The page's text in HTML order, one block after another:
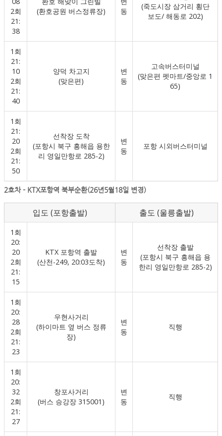
2회
21:
38
(환호공원 버스정류장)
동
(죽도시장 삼거리 횡단
보도/ 해동로 202)
1회
21:
10
2회
21:
40
양덕 차고지
(맞은편)
변
동
고속버스터미널
(맞은편 펫마트/중앙로 1
65)
1회
21:
20
2회
21:
50
선착장 도착
(포항시 북구 흥해읍 용한
리 영일만항로 285-2)
변
동
포항 시외버스터미널
2호차 - KTX포항역 북부순환(26년5월18일 변경)
입도 (포항출발) 출도 (울릉출발)
1회
20:
20
2회
21:
15
KTX 포항역 출발
(산천-249, 20:03도착)
변
동
선착장 출발
(포항시 북구 흥해읍 용
한리 영일만항로 285-2)
1회
20:
28
2회
21:
23
우현사거리
(하이마트 옆 버스 정류
장)
변
동
직행
1회
20:
32
2회
21:
27
창포사거리
(버스 승강장 315001)
변
동
직행